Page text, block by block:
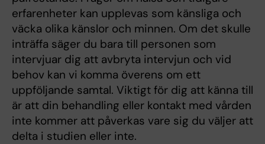
erfarenheter kan upplevas som känsliga och
väcka olika känslor och minnen. Om det skulle
inträffa säger du bara till personen som
intervjuar dig att avbryta intervjun och vid
behov kan vi komma överens om ett
uppföljande samtal. Viktigt för dig att känna till
är att din behandling eller kontakt med vården
inte kommer att påverkas vare sig du väljer att
delta i studien eller inte.